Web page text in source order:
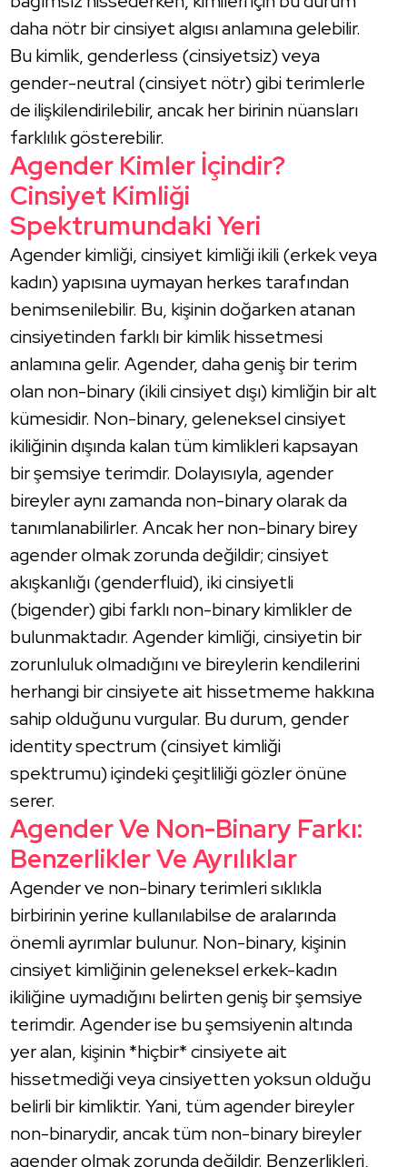
daha nötr bir cinsiyet algısı anlamına gelebilir.
Bu kimlik, genderless (cinsiyetsiz) veya
gender-neutral (cinsiyet nötr) gibi terimlerle
de ilişkilendirilebilir, ancak her birinin nüansları
farklılık gösterebilir.
Agender Kimler İçindir?
Cinsiyet Kimliği
Spektrumundaki Yeri
Agender kimliği, cinsiyet kimliği ikili (erkek veya
kadın) yapısına uymayan herkes tarafından
benimsenilebilir. Bu, kişinin doğarken atanan
cinsiyetinden farklı bir kimlik hissetmesi
anlamına gelir. Agender, daha geniş bir terim
olan non-binary (ikili cinsiyet dışı) kimliğin bir alt
kümesidir. Non-binary, geleneksel cinsiyet
ikiliğinin dışında kalan tüm kimlikleri kapsayan
bir şemsiye terimdir. Dolayısıyla, agender
bireyler aynı zamanda non-binary olarak da
tanımlanabilirler. Ancak her non-binary birey
agender olmak zorunda değildir; cinsiyet
akışkanlığı (genderfluid), iki cinsiyetli
(bigender) gibi farklı non-binary kimlikler de
bulunmaktadır. Agender kimliği, cinsiyetin bir
zorunluluk olmadığını ve bireylerin kendilerini
herhangi bir cinsiyete ait hissetmeme hakkına
sahip olduğunu vurgular. Bu durum, gender
identity spectrum (cinsiyet kimliği
spektrumu) içindeki çeşitliliği gözler önüne
serer.
Agender Ve Non-Binary Farkı:
Benzerlikler Ve Ayrılıklar
Agender ve non-binary terimleri sıklıkla
birbirinin yerine kullanılabilse de aralarında
önemli ayrımlar bulunur. Non-binary, kişinin
cinsiyet kimliğinin geleneksel erkek-kadın
ikiliğine uymadığını belirten geniş bir şemsiye
terimdir. Agender ise bu şemsiyenin altında
yer alan, kişinin *hiçbir* cinsiyete ait
hissetmediği veya cinsiyetten yoksun olduğu
belirli bir kimliktir. Yani, tüm agender bireyler
non-binarydir, ancak tüm non-binary bireyler
agender olmak zorunda değildir. Benzerlikleri,